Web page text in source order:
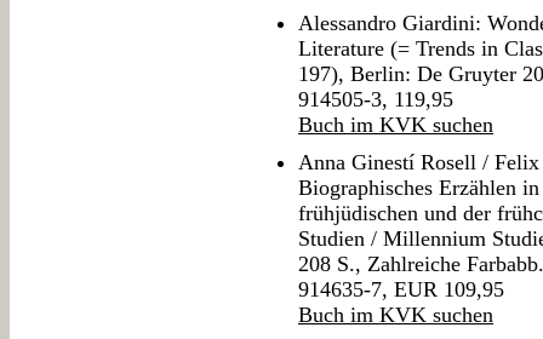
Alessandro Giardini:
Literature (= Trends in
197), Berlin: De Gruyter
914505-3, 119,95
Buch im KVK suchen
Anna Ginestí Rosell /
Biographisches Erzählen
frühjüdischen und der
Studien / Millennium
208 S., Zahlreiche
914635-7, EUR 109,95
Buch im KVK suchen